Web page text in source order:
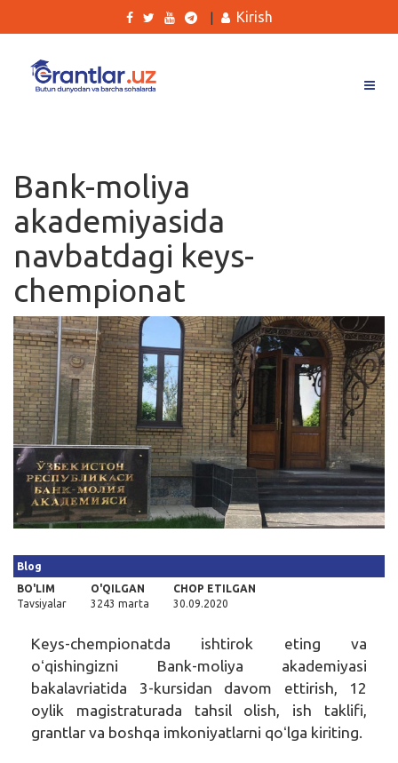
Ishlar
Kurslar
Blog
Yana
Qidirish
Kirish
Kirish
Bank-moliya
akademiyasida
navbatdagi keys-
chempionat
Blog
BO'LIM
Tavsiyalar
O'QILGAN
3243 marta
CHOP ETILGAN
30.09.2020
Keys-chempionatda ishtirok eting va
oʻqishingizni Bank-moliya akademiyasi
bakalavriatida 3-kursidan davom ettirish, 12
oylik magistraturada tahsil olish, ish taklifi,
grantlar va boshqa imkoniyatlarni qoʻlga kiriting.